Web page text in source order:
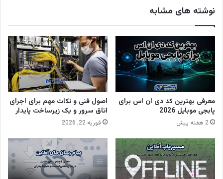
نوشته های مشابه
معرفی بهترین کد دی ان اس برای
پابجی موبایل 2026
2 هفته پیش
اصول فنی و نکات مهم برای اجرای
اتاق سرور و یک زیرساخت پایدار
فوریه 22, 2026